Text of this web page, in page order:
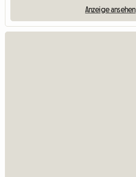
Anzeige ansehen